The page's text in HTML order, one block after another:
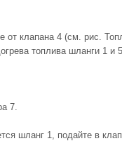
клапана 4 (см. рис.
топлива шланги 1 и
7.
шланг 1, подайте в